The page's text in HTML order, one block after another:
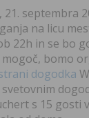
septembra
na licu
22h in se bo
bomo
dogodka
s 15 gosti